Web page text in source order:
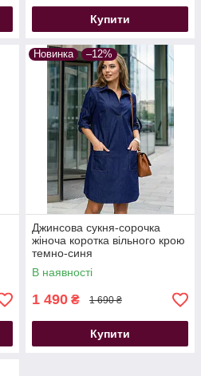
Купити
Новинка –12%
Джинсова сукня-сорочка
жіноча коротка вільного крою
темно-синя
В наявності
1 490 ₴ 1 690 ₴
Купити